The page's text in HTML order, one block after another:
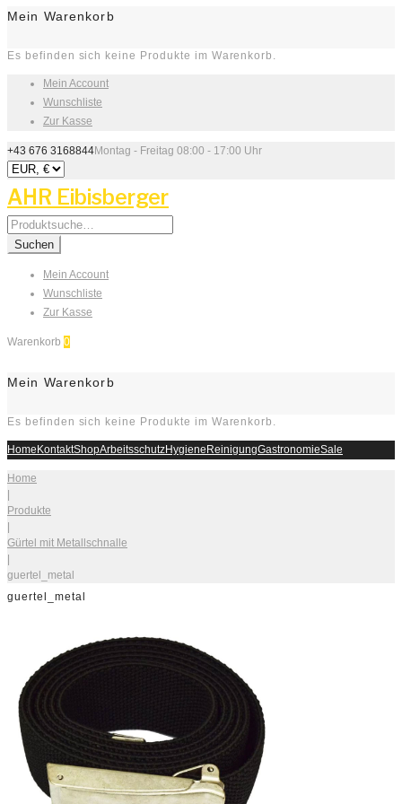
Mein Warenkorb
Es befinden sich keine Produkte im Warenkorb.
Mein Account
Wunschliste
Zur Kasse
+43 676 3168844Montag - Freitag 08:00 - 17:00 Uhr
AHR Eibisberger
Search
for:
Suchen
Mein Account
Wunschliste
Zur Kasse
Warenkorb 0
Mein Warenkorb
Es befinden sich keine Produkte im Warenkorb.
HomeKontaktShopArbeitsschutzHygieneReinigungGastronomieSale
Home
|
Produkte
|
Gürtel mit Metallschnalle
|
guertel_metal
guertel_metal